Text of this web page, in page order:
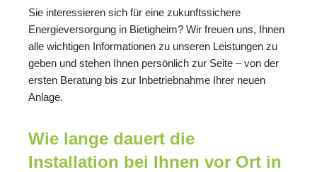
Sie interessieren sich für eine zukunftssichere
Energieversorgung in Bietigheim? Wir freuen uns, Ihnen
alle wichtigen Informationen zu unseren Leistungen zu
geben und stehen Ihnen persönlich zur Seite – von der
ersten Beratung bis zur Inbetriebnahme Ihrer neuen
Anlage.
Wie lange dauert die
Installation bei Ihnen vor Ort in